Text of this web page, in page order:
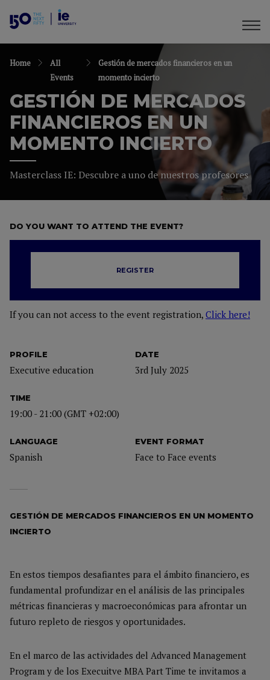
Home
All
Events
Gestión de mercados financieros en un
momento incierto
GESTIÓN DE MERCADOS
FINANCIEROS EN UN
MOMENTO INCIERTO
Masterclass IE: Descubre a uno de nuestros profesores
PROFILE
Executive education
DATE
3rd July 2025
TIME
19:00 - 21:00 (GMT +02:00)
LANGUAGE
Spanish
EVENT FORMAT
Face to Face events
DO YOU WANT TO ATTEND THE EVENT?
REGISTER
If you can not access to the event registration, Click here!
GESTIÓN DE MERCADOS FINANCIEROS EN UN MOMENTO
INCIERTO
En estos tiempos desafiantes para el ámbito financiero, es
fundamental profundizar en el análisis de las principales
métricas financieras y macroeconómicas para afrontar un
futuro repleto de riesgos y oportunidades.
En el marco de las actividades del Advanced Management
Program y de los Execuitve MBA Part Time te invitamos a